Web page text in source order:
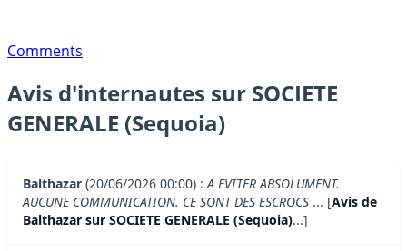
Comments
Avis d'internautes sur SOCIETE
GENERALE (Sequoia)
Balthazar (20/06/2026 00:00) :A EVITER ABSOLUMENT.
AUCUNE COMMUNICATION. CE SONT DES ESCROCS ... [Avis de
Balthazar sur SOCIETE GENERALE (Sequoia)...]